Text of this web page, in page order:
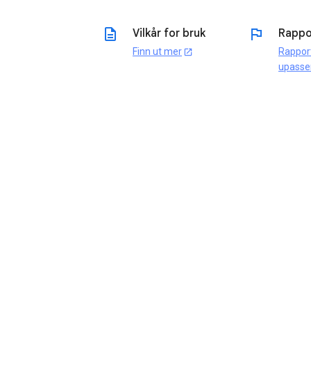
description Vilkår for bruk
Finn ut mer open_in_new
flag